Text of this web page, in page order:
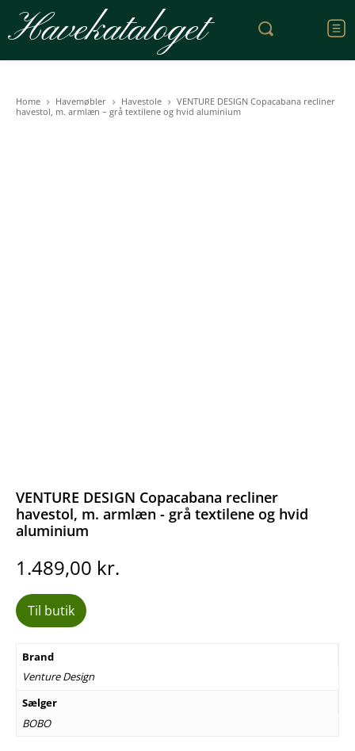
Havekataloget
Home Havemøbler Havestole
VENTURE DESIGN Copacabana recliner
havestol, m. armlæn – grå textilene og hvid aluminium
VENTURE DESIGN Copacabana recliner
havestol, m. armlæn - grå textilene og hvid
aluminium
1.489,00 kr.
Til butik
Brand
Venture Design
Sælger
BOBO